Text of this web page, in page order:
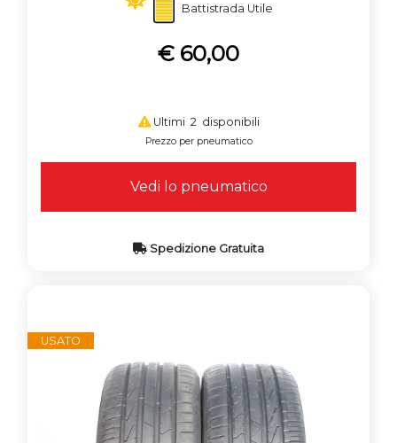
Battistrada Utile
€ 60,00
Ultimi 2 disponibili
Prezzo per pneumatico
Vedi lo pneumatico
Spedizione Gratuita
USATO